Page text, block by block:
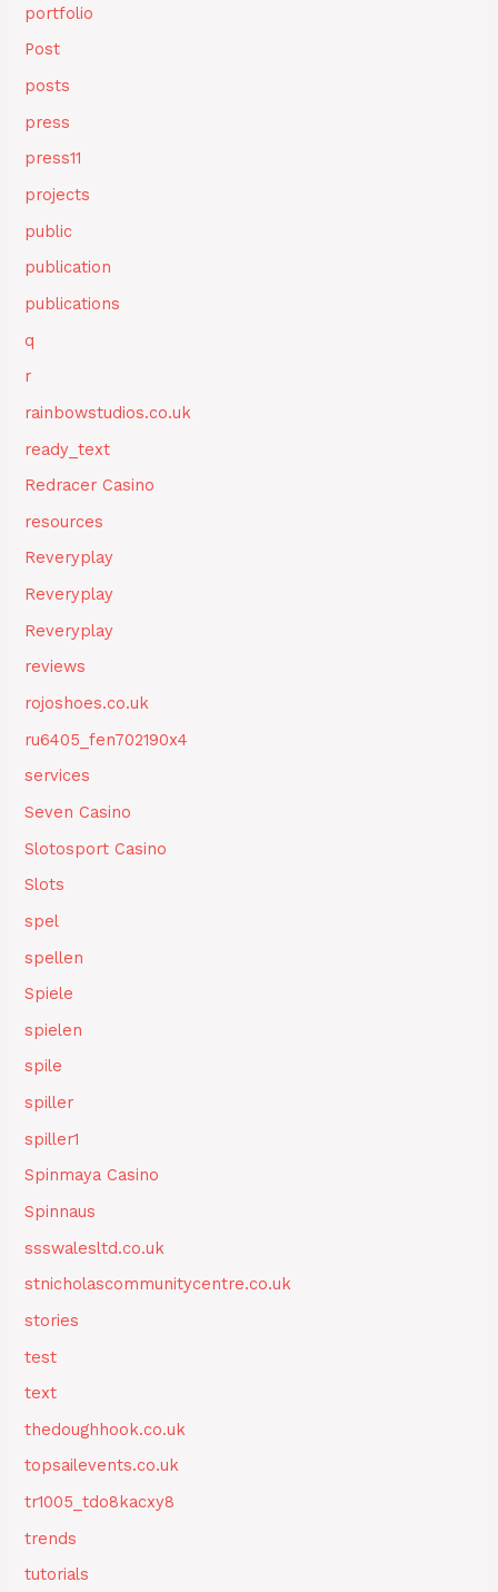
portfolio
Post
posts
press
press11
projects
public
publication
publications
q
r
rainbowstudios.co.uk
ready_text
Redracer Casino
resources
Reveryplay
Reveryplay
Reveryplay
reviews
rojoshoes.co.uk
ru6405_fen702190x4
services
Seven Casino
Slotosport Casino
Slots
spel
spellen
Spiele
spielen
spile
spiller
spiller1
Spinmaya Casino
Spinnaus
ssswalesltd.co.uk
stnicholascommunitycentre.co.uk
stories
test
text
thedoughhook.co.uk
topsailevents.co.uk
tr1005_tdo8kacxy8
trends
tutorials